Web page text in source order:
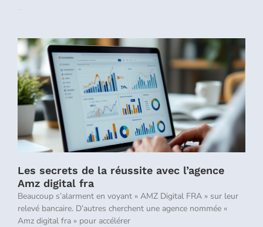
Les secrets de la réussite avec l’agence
Amz digital fra
Beaucoup s’alarment en voyant « AMZ Digital FRA » sur leur
relevé bancaire. D’autres cherchent une agence nommée «
Amz digital fra » pour accélérer